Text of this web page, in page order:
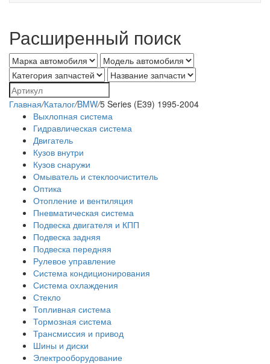
Расширенный поиск
Главная/Каталог/BMW/5 Series (E39) 1995-2004
Выхлопная система
Гидравлическая система
Двигатель
Кузов внутри
Кузов снаружи
Омыватель и стеклоочиститель
Оптика
Отопление и вентиляция
Пневматическая система
Подвеска двигателя и КПП
Подвеска задняя
Подвеска передняя
Рулевое управление
Система кондиционирования
Система охлаждения
Стекло
Топливная система
Тормозная система
Трансмиссия и привод
Шины и диски
Электрооборудование